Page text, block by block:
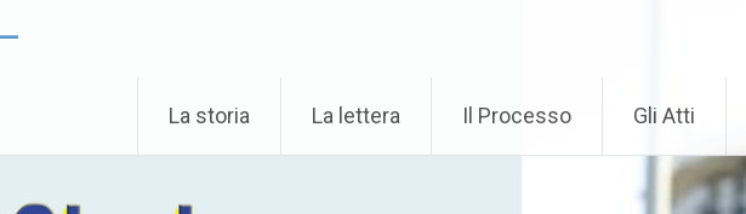
La storia La lettera Il Processo Gli Atti